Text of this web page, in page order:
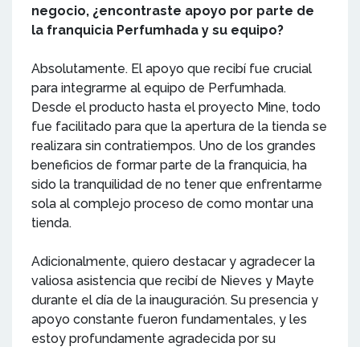
negocio, ¿encontraste apoyo por parte de
la franquicia Perfumhada y su equipo?
Absolutamente. El apoyo que recibí fue crucial
para integrarme al equipo de Perfumhada.
Desde el producto hasta el proyecto Mine, todo
fue facilitado para que la apertura de la tienda se
realizara sin contratiempos. Uno de los grandes
beneficios de formar parte de la franquicia, ha
sido la tranquilidad de no tener que enfrentarme
sola al complejo proceso de como montar una
tienda.
Adicionalmente, quiero destacar y agradecer la
valiosa asistencia que recibí de Nieves y Mayte
durante el día de la inauguración. Su presencia y
apoyo constante fueron fundamentales, y les
estoy profundamente agradecida por su